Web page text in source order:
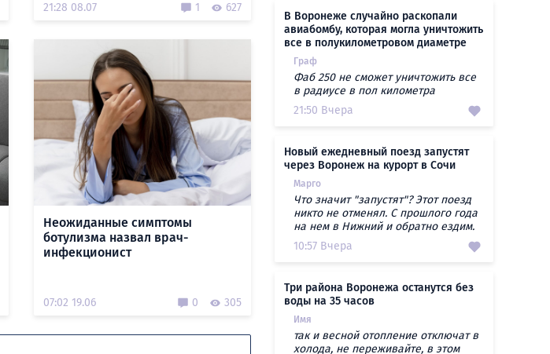
21:28 08.07 1 627
Неожиданные симптомы
ботулизма назвал врач-
инфекционист
07:02 19.06 0 305
В Воронеже случайно раскопали
авиабомбу, которая могла уничтожить
все в полукилометровом диаметре
Граф
Фаб 250 не сможет уничтожить все
в радиусе в пол километра
21:50 Вчера
Новый ежедневный поезд запустят
через Воронеж на курорт в Сочи
Марго
Что значит "запустят"? Этот поезд
никто не отменял. С прошлого года
на нем в Нижний и обратно ездим.
10:57 Вчера
Три района Воронежа останутся без
воды на 35 часов
Имя
так и весной отопление отключат в
холода, не переживайте, в этом